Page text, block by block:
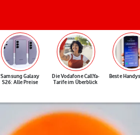
Samsung Galaxy
S26: Alle Preise
Die Vodafone CallYa-
Tarife im Überblick
Beste